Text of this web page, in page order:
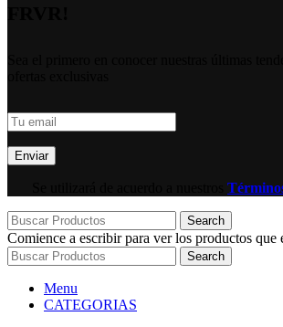
Search
Comience a escribir para ver los productos que
Search
Menu
CATEGORIAS